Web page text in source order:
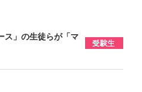
ス」の生徒らが「マ